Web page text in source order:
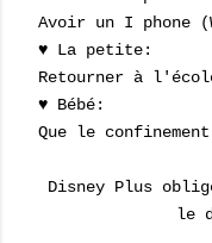
Avoir un I phone
♥ La petite:
Retourner à
♥ Bébé:
Que le confinement
Disney Plus
le